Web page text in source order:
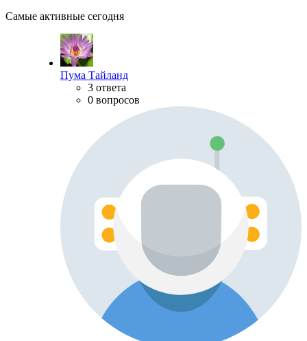
Самые активные сегодня
Пума Тайланд
3 ответа
0 вопросов